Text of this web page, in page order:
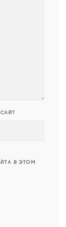
САЙТ
В ЭТОМ